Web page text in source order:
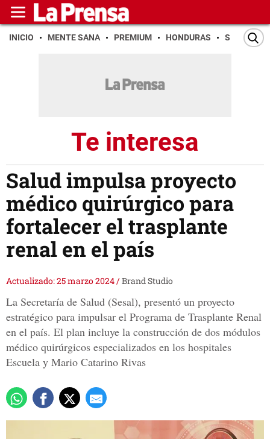
INICIO MENTE SANA PREMIUM HONDURAS SAN PEDRO
Te interesa
Salud impulsa proyecto
médico quirúrgico para
fortalecer el trasplante
renal en el país
Actualizado: 25 marzo 2024/Brand Studio
La Secretaría de Salud (Sesal), presentó un proyecto
estratégico para impulsar el Programa de Trasplante Renal
en el país. El plan incluye la construcción de dos módulos
médico quirúrgicos especializados en los hospitales
Escuela y Mario Catarino Rivas